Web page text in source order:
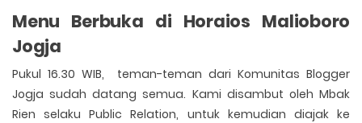
Menu Berbuka di Horaios Malioboro
Jogja
Pukul 16.30 WIB, teman-teman dari Komunitas Blogger
Jogja sudah datang semua. Kami disambut oleh Mbak
Rien selaku Public Relation, untuk kemudian diajak ke